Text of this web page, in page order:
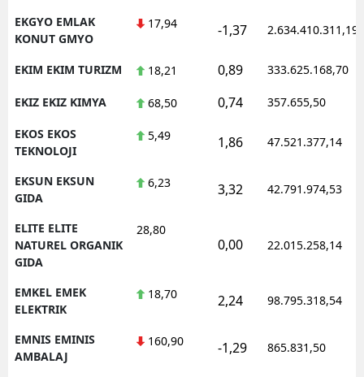
EKGYO EMLAK
KONUT GMYO
17,94 -1,37 2.634.410.311,19
EKIM EKIM TURIZM 18,21 0,89 333.625.168,70
EKIZ EKIZ KIMYA 68,50 0,74 357.655,50
EKOS EKOS
TEKNOLOJI
5,49 1,86 47.521.377,14
EKSUN EKSUN
GIDA
6,23 3,32 42.791.974,53
ELITE ELITE
NATUREL ORGANIK
GIDA
28,80
0,00 22.015.258,14
EMKEL EMEK
ELEKTRIK
18,70 2,24 98.795.318,54
EMNIS EMINIS
AMBALAJ
160,90 -1,29 865.831,50